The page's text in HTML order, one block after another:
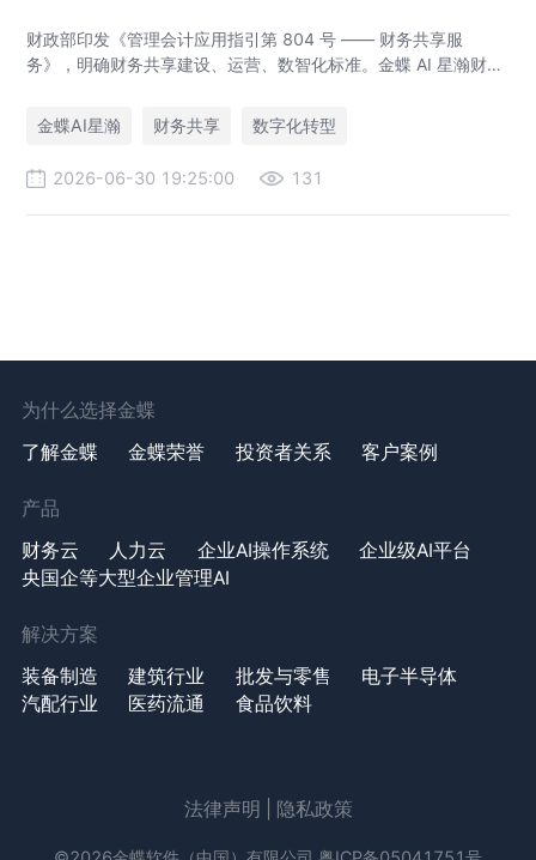
财政部印发《管理会计应用指引第 804 号 —— 财务共享服
务》，明确财务共享建设、运营、数智化标准。金蝶 AI 星瀚财务
集团企业合规落地财务共享中心。
金蝶AI星瀚 财务共享 数字化转型
2026-06-30 19:25:00 131
为什么选择金蝶
了解金蝶
金蝶荣誉 投资者关系 客户案例
产品
财务云
人力云 企业AI操作系统
企业级AI平台
央国企等大型企业管理AI
解决方案
装备制造
建筑行业 批发与零售
电子半导体
汽配行业
医药流通 食品饮料
法律声明 隐私政策